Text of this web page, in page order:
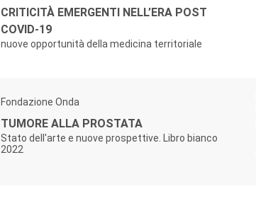
CRITICITÀ EMERGENTI NELL’ERA POST
COVID-19
nuove opportunità della medicina territoriale
Fondazione Onda
TUMORE ALLA PROSTATA
Stato dell'arte e nuove prospettive. Libro bianco
2022